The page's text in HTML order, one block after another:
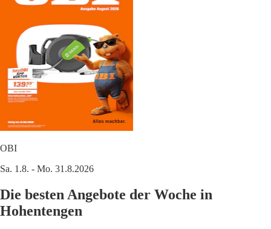
OBI
Sa. 1.8. - Mo. 31.8.2026
Die besten Angebote der Woche in
Hohentengen